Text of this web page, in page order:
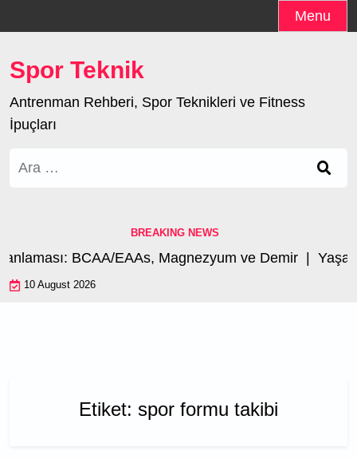
to
Menu
Spor Teknik
Antrenman Rehberi, Spor Teknikleri ve Fitness
İpuçları
Arama:
BREAKING NEWS
BCAA/EAAs, Magnezyum ve Demir | Yaşa
10 August 2026
Etiket: spor formu takibi